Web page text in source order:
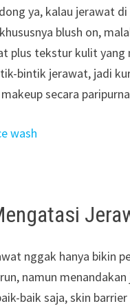
ya, kalau jerawat
blush on,
plus tekstur kulit yang
bintik jerawat, jadi
secara
nggak hanya bikin
namun
baik saja, skin